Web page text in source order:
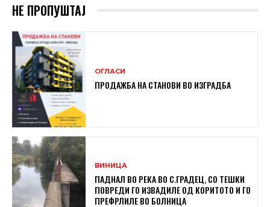
НЕ ПРОПУШТАЈ
ОГЛАСИ
ПРОДАЖБА НА СТАНОВИ ВО ИЗГРАДБА
ВИНИЦА
ПАДНАЛ ВО РЕКА ВО С.ГРАДЕЦ, СО ТЕШКИ
ПОВРЕДИ ГО ИЗВАДИЛЕ ОД КОРИТОТО И ГО
ПРЕФРЛИЛЕ ВО БОЛНИЦА